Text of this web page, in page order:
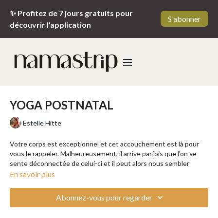
✨ Profitez de 7 jours gratuits pour
découvrir l'application
S'abonner
YOGA POSTNATAL
Estelle Hitte
Votre corps est exceptionnel et cet accouchement est là pour
vous le rappeler. Malheureusement, il arrive parfois que l'on se
sente déconnectée de celui-ci et il peut alors nous sembler
difficile d'aborder cette nouvelle étape. Comment retrouver son
post-natal 2 mois après l'accouchement.
En savoir plus
Abonnez-vous pour regarder